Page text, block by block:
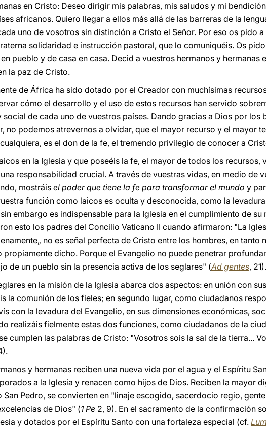
en Cristo: Deseo dirigir mis palabras, mis saludos y mi
africanos. Quiero llegar a ellos más allá de las barreras de la
uno de vosotros sin distinción a Cristo el Señor. Por eso os pido
solidaridad e instrucción pastoral, que lo comuniquéis. Os
pueblo y de casa en casa. Decid a vuestros hermanos y hermanas
la paz de Cristo.
de África ha sido dotado por el Creador con muchísimas
cómo el desarrollo y el uso de estos recursos han servido
de cada uno de vuestros países. Dando gracias a Dios por los
no podemos atrevernos a olvidar, que el mayor recurso y el mayor
es el don de la fe, el tremendo privilegio de conocer a
en la Iglesia y que poseéis la fe, el mayor de todos los recursos,
responsabilidad crucial. A través de vuestras vidas, en medio de
mostráis el poder que tiene la fe para transformar el mundo y
función como laicos es oculta y desconocida, como la
embargo es indispensable para la Iglesia en el cumplimiento de
esto los padres del Concilio Vaticano II cuando afirmaron: "La
no es señal perfecta de Cristo entre los hombres, en tanto
propiamente dicho. Porque el Evangelio no puede penetrar
de un pueblo sin la presencia activa de los seglares" (Ad gentes, 21).
en la misión de la Iglesia abarca dos aspectos: en unión con
la comunión de los fieles; en segundo lugar, como ciudadanos
con la levadura del Evangelio, en sus dimensiones económicas,
realizáis fielmente estas dos funciones, como ciudadanos de la
cumplen las palabras de Cristo: "Vosotros sois la sal de la tierra...
y hermanas reciben una nueva vida por el agua y el Espíritu
a la Iglesia y renacen como hijos de Dios. Reciben la mayor
San Pedro, se convierten en "linaje escogido, sacerdocio regio,
de Dios" (1 Pe 2, 9). En el sacramento de la confirmación
y dotados por el Espíritu Santo con una fortaleza especial (cf.